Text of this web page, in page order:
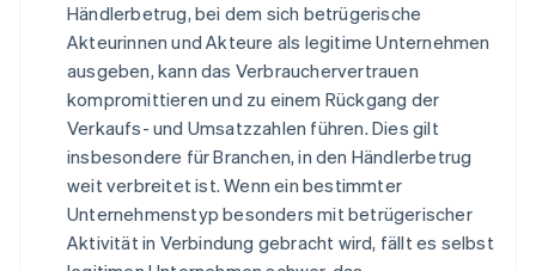
Händlerbetrug, bei dem sich betrügerische
Akteurinnen und Akteure als legitime Unternehmen
ausgeben, kann das Verbrauchervertrauen
kompromittieren und zu einem Rückgang der
Verkaufs- und Umsatzzahlen führen. Dies gilt
insbesondere für Branchen, in den Händlerbetrug
weit verbreitet ist. Wenn ein bestimmter
Unternehmenstyp besonders mit betrügerischer
Aktivität in Verbindung gebracht wird, fällt es selbst